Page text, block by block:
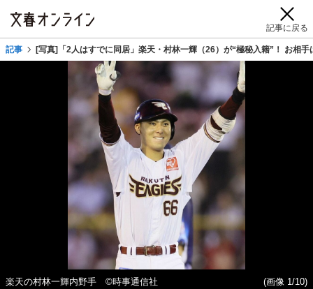
記事に戻る
記事 [写真]「2人はすでに同居」楽天・村林一輝（26）が“極秘入籍”！ お相
楽天の村林一輝内野手 ©時事通信社 (画像 1/10)